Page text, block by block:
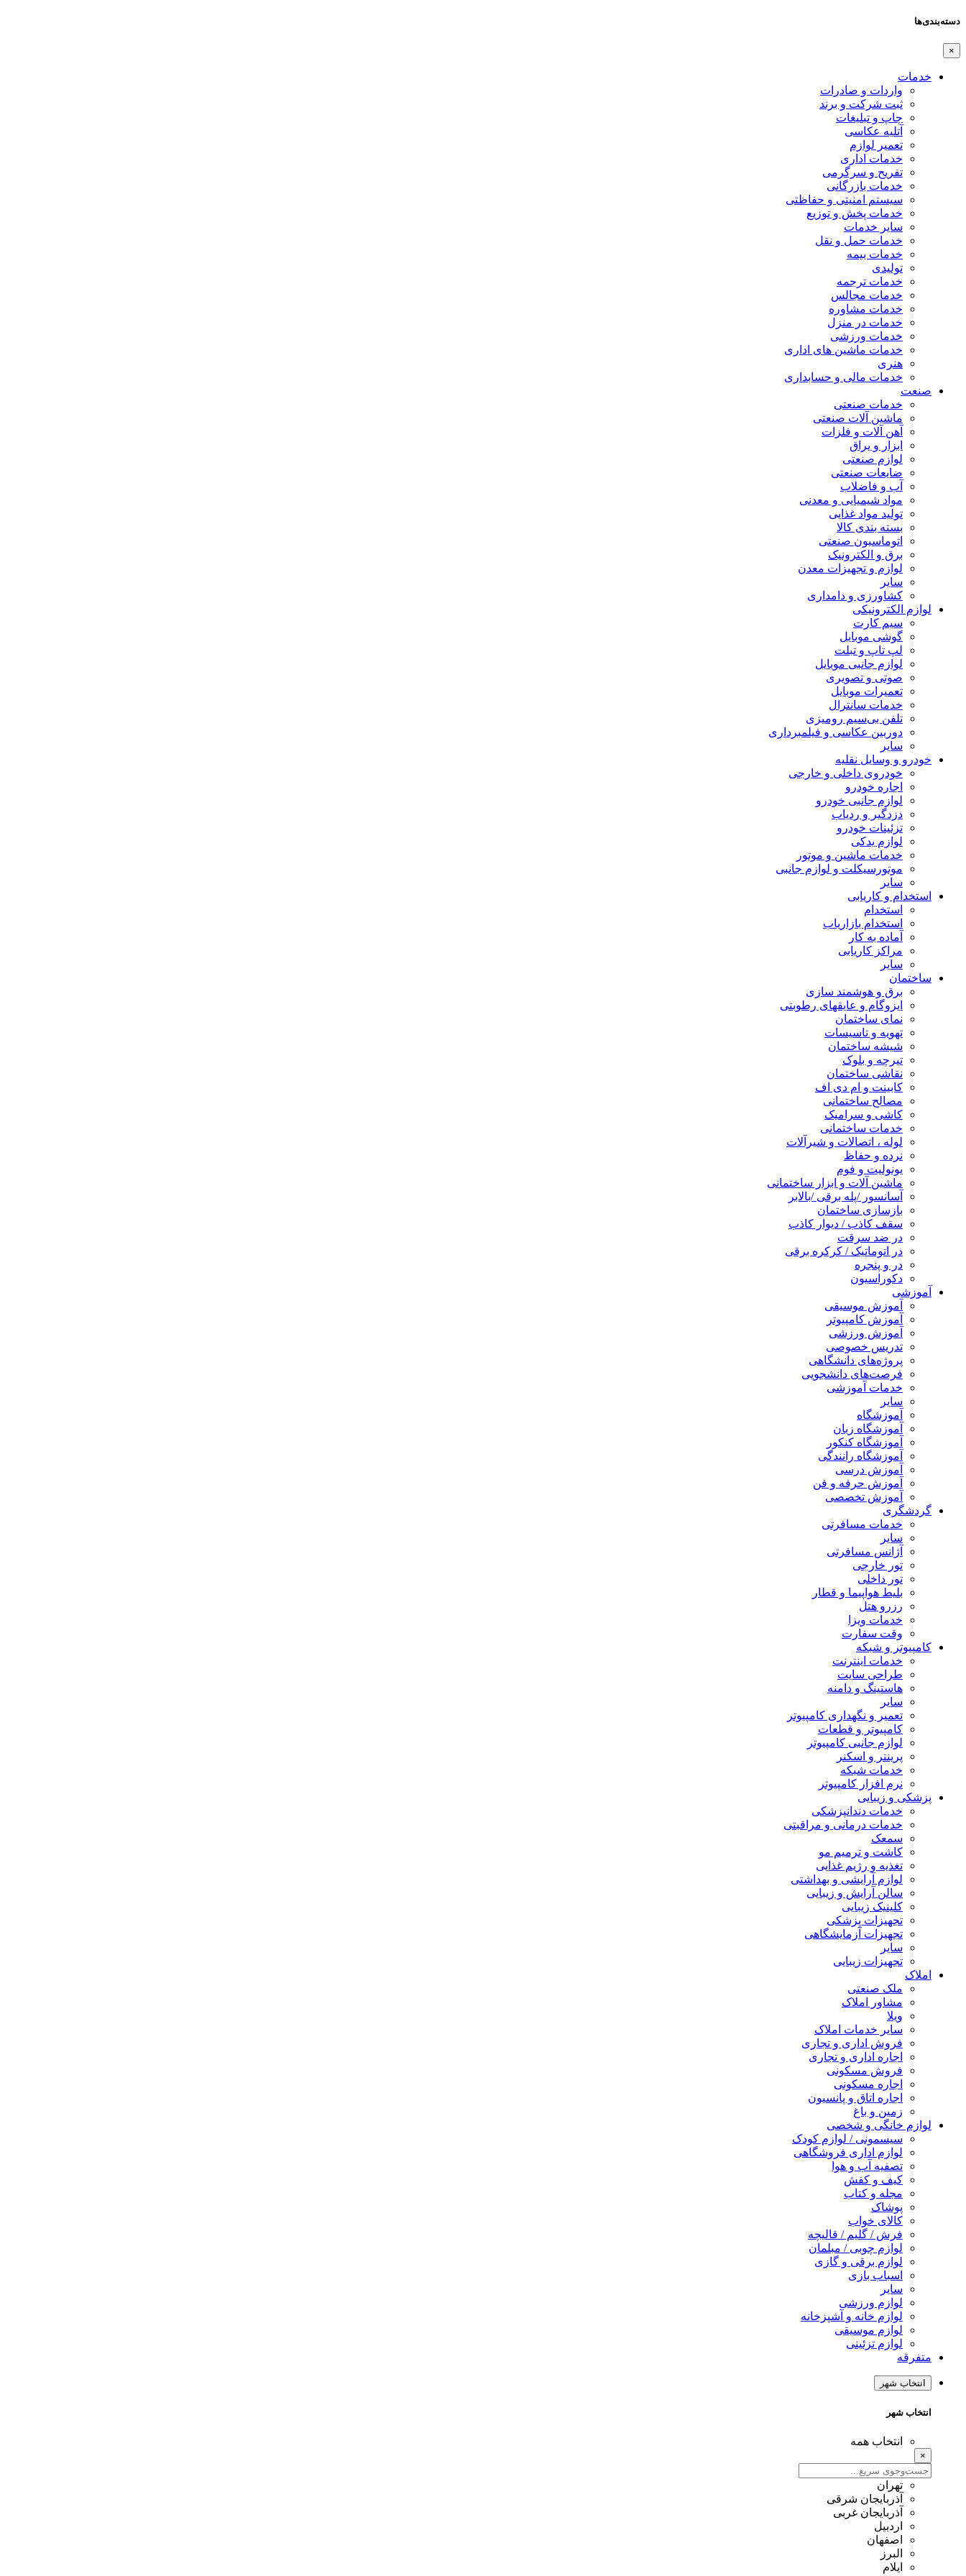
دسته‌بندی‌ها
×
خدمات
واردات و صادرات
ثبت شرکت و برند
چاپ و تبلیغات
آتلیه عکاسی
تعمیر لوازم
خدمات اداری
تفریح و سرگرمی
خدمات بازرگانی
سیستم امنیتی و حفاظتی
خدمات پخش و توزیع
سایر خدمات
خدمات حمل و نقل
خدمات بیمه
تولیدی
خدمات ترجمه
خدمات مجالس
خدمات مشاوره
خدمات در منزل
خدمات ورزشی
خدمات ماشین های اداری
هنری
خدمات مالی و حسابداری
صنعت
خدمات صنعتی
ماشین آلات صنعتی
آهن آلات و فلزات
ابزار و یراق
لوازم صنعتی
ضایعات صنعتی
آب و فاضلاب
مواد شیمیایی و معدنی
تولید مواد غذایی
بسته بندی کالا
اتوماسیون صنعتی
برق و الکترونیک
لوازم و تجهیزات معدن
سایر
کشاورزی و دامداری
لوازم الکترونیکی
سیم کارت
گوشی موبایل
لپ تاپ و تبلت
لوازم جانبی موبایل
صوتی و تصویری
تعمیرات موبایل
خدمات سانترال
تلفن بی‌سیم رومیزی
دوربین عکاسی و فیلمبرداری
سایر
خودرو و وسایل نقلیه
خودروی داخلی و خارجی
اجاره خودرو
لوازم جانبی خودرو
دزدگیر و ردیاب
تزئینات خودرو
لوازم یدکی
خدمات ماشین و موتور
موتورسیکلت و لوازم جانبی
سایر
استخدام و کاریابی
استخدام
استخدام بازاریاب
آماده به کار
مراکز کاریابی
سایر
ساختمان
برق و هوشمند سازی
ایزوگام و عایقهای رطوبتی
نمای ساختمان
تهویه و تاسیسات
شیشه ساختمان
تیرچه و بلوک
نقاشی ساختمان
کابینت و ام دی اف
مصالح ساختمانی
کاشی و سرامیک
خدمات ساختمانی
لوله ، اتصالات و شیرآلات
نرده و حفاظ
یونولیت و فوم
ماشین آلات و ابزار ساختمانی
آسانسور /پله برقی /بالابر
بازسازی ساختمان
سقف کاذب / دیوار کاذب
در ضد سرقت
در اتوماتیک / کرکره برقی
در و پنجره
دکوراسیون
آموزشی
آموزش موسیقی
آموزش کامپیوتر
آموزش ورزشی
تدریس خصوصی
پروژه‌های دانشگاهی
فرصت‌های دانشجویی
خدمات آموزشی
سایر
آموزشگاه
آموزشگاه زبان
آموزشگاه کنکور
آموزشگاه رانندگی
آموزش درسی
آموزش حرفه و فن
آموزش تخصصی
گردشگری
خدمات مسافرتی
سایر
آژانس مسافرتی
تور خارجی
تور داخلی
بلیط هواپیما و قطار
رزرو هتل
خدمات ویزا
وقت سفارت
کامپیوتر و شبکه
خدمات اینترنت
طراحی سایت
هاستینگ و دامنه
سایر
تعمیر و نگهداری کامپیوتر
کامپیوتر و قطعات
لوازم جانبی کامپیوتر
پرینتر و اسکنر
خدمات شبکه
نرم افزار کامپیوتر
پزشکی و زیبایی
خدمات دندانپزشکی
خدمات درمانی و مراقبتی
سمعک
کاشت و ترمیم مو
تغذیه و رژیم غذایی
لوازم آرایشی و بهداشتی
سالن آرایش و زیبایی
کلینیک زیبایی
تجهیزات پزشکی
تجهیزات آزمایشگاهی
سایر
تجهیزات زیبایی
املاک
ملک صنعتی
مشاور املاک
ویلا
سایر خدمات املاک
فروش اداری و تجاری
اجاره اداری و تجاری
فروش مسکونی
اجاره مسکونی
اجاره اتاق و پانسیون
زمین و باغ
لوازم خانگی و شخصی
سیسمونی / لوازم کودک
لوازم اداری فروشگاهی
تصفیه آب و هوا
کیف و کفش
مجله و کتاب
پوشاک
کالای خواب
فرش / گلیم / قالیچه
لوازم چوبی / مبلمان
لوازم برقی و گازی
اسباب بازی
سایر
لوازم ورزشی
لوازم خانه و آشپزخانه
لوازم موسیقی
لوازم تزئینی
متفرقه
انتخاب شهر
انتخاب شهر
انتخاب همه
×
تهران
آذربایجان شرقی
آذربایجان غربی
اردبیل
اصفهان
البرز
ایلام